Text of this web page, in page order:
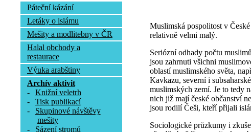
Páteční kázání
Letáky o islámu
Mešity a modlitebny v ČR
Halal obchody a
restaurace
Výuka arabštiny
Archív aktivit
-
Knižní veletrh
-
Tisk publikací
-
Skupinové návštěvy
mešity
-
Sázení stromů
Muslimská pospolitost v
relativně velmi malý.
Seriózní odhady počtu
jsou zahrnuti všichni
oblastí muslimského světa,
Kavkazu, severní i
muslimských zemí. Je to tedy
nich již mají české občanství
jsou rodilí Češi, kteří přijali
Sociologické průzkumy i